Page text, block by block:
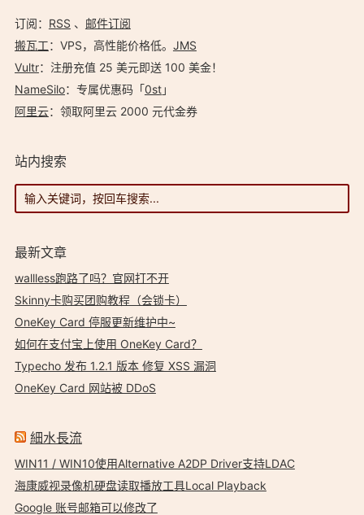
订阅： RSS 、 邮件订阅
搬瓦工：VPS，高性能价格低。️ JMS
Vultr：注册充值 25 美元即送 100 美金！
NameSilo：专属优惠码「0st」
阿里云：领取阿里云 2000 元代金券
站内搜索
最新文章
wallless跑路了吗？官网打不开
Skinny卡购买团购教程（会锁卡）
OneKey Card 停服更新维护中~
如何在支付宝上使用 OneKey Card？
Typecho 发布 1.2.1 版本 修复 XSS 漏洞
OneKey Card 网站被 DDoS
細水長流
WIN11 / WIN10使用Alternative A2DP Driver支持LDAC
海康威视录像机硬盘读取播放工具Local Playback
Google 账号邮箱可以修改了